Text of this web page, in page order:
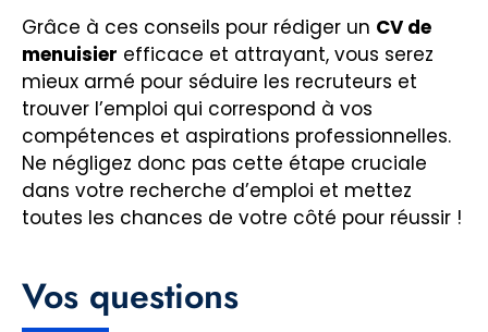
Grâce à ces conseils pour rédiger un CV de
menuisier efficace et attrayant, vous serez
mieux armé pour séduire les recruteurs et
trouver l’emploi qui correspond à vos
compétences et aspirations professionnelles.
Ne négligez donc pas cette étape cruciale
dans votre recherche d’emploi et mettez
toutes les chances de votre côté pour réussir !
Vos questions